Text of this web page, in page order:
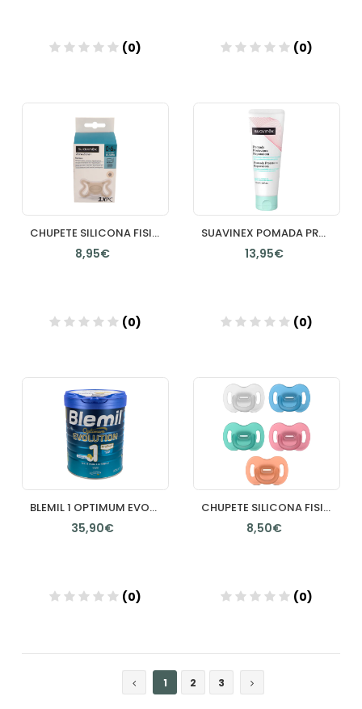
(0) (0)
Añadir
CHUPETE SILICONA FISIOLOGICO SUAVINEX SX PRO ZEROZERO 0 6 MESES 1 UNIDAD
8,95€
(0)
Añadir
SUAVINEX POMADA PROTECTORA REPARADORA CALMANTE CON PANTENOL PARA ROZADURAS 1 TUBO 100 ML
13,95€
(0)
Añadir
BLEMIL 1 OPTIMUM EVOLUTION 1 LATA 800 G
35,90€
(0)
CHUPETE SILICONA FISIOLOGICO SUAVINEX INTENSE 6 18 MESES 1 UNIDAD
8,50€
(0)
1
2 3